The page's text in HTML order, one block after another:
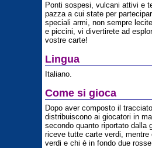
Ponti sospesi, vulcani attivi e
pazza a cui state per
speciali armi, non sempre
e piccini, vi divertirete ad
vostre carte!
Lingua
Italiano.
Come si gioca
Dopo aver composto il
distribuiscono ai giocatori in
secondo quanto riportato dalla
riceve tutte carte verdi,
verdi e chi è in fondo due